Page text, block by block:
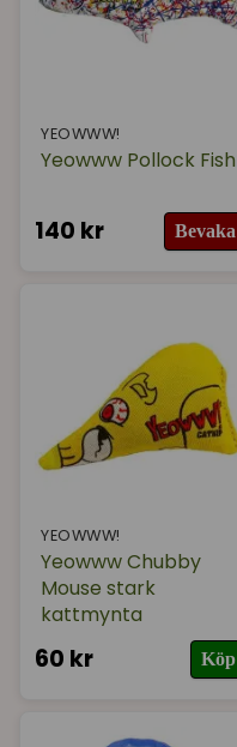
YEOWWW!
Yeowww Pollock Fish
140 kr Bevaka
YEOWWW!
Yeowww Chubby
Mouse stark
kattmynta
60 kr Köp